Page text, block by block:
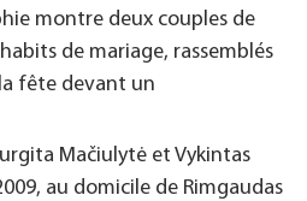
montre deux couples de
de mariage, rassemblés
fête devant un
Mačiulytė et Vykintas
au domicile de Rimgaudas